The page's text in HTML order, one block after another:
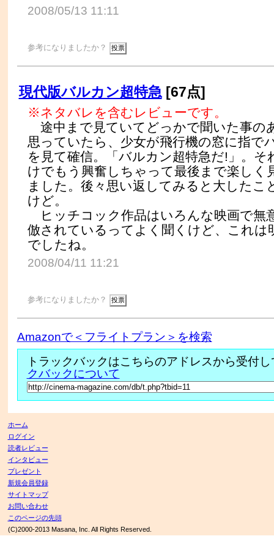
2008/05/13 11:11
参考になりましたか？
現代版バルカン超特急 [67点]
※ネタバレを含むレビューです。
途中まで見ていてどっかで聞いた事の
思っていたら、少女が飛行機の窓に指で
を見て確信。「バルカン超特急だ!」。そ
けでもう興奮しちゃって最後まで楽しく
ました。後々思い返してみると大したこ
けど。
ヒッチコック作品はいろんな映画で無
倣されているってよく聞くけど、これは
でしたね。
2008/04/11 11:21
参考になりましたか？
Amazonで＜フライトプラン＞を検索
トラックバックはこちらのアドレスから受付
クバックについて
ホーム
ログイン
読者レビュー
インタビュー
プレゼント
新規会員登録
サイトマップ
お問い合わせ
このページの先頭
(C)2000-2013 Masana, Inc. All Rights Reserved.